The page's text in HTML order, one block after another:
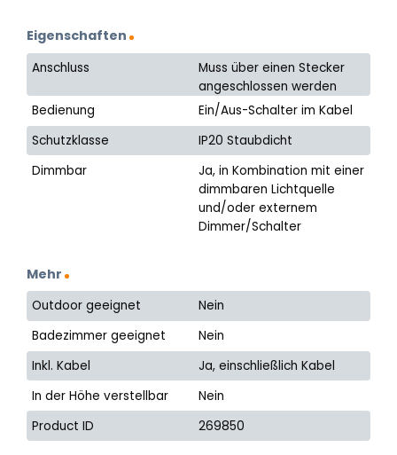
Eigenschaften
Anschluss
Muss über einen Stecker
angeschlossen werden
Bedienung
Ein/Aus-Schalter im Kabel
Schutzklasse
IP20 Staubdicht
Dimmbar
Ja, in Kombination mit einer
dimmbaren Lichtquelle
und/oder externem
Dimmer/Schalter
Mehr
Outdoor geeignet
Nein
Badezimmer geeignet
Nein
Inkl. Kabel
Ja, einschließlich Kabel
In der Höhe verstellbar
Nein
Product ID
269850